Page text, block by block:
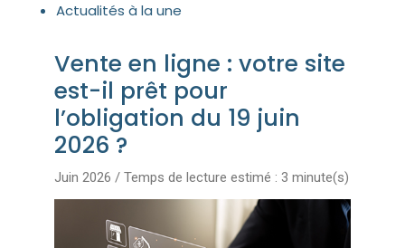
Actualités à la une
Vente en ligne : votre site
est-il prêt pour
l’obligation du 19 juin
2026 ?
Juin 2026 / Temps de lecture estimé : 3 minute(s)